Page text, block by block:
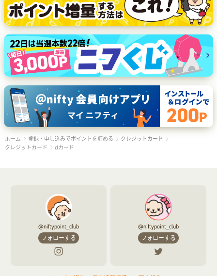
ホーム 登録・申し込みでポイントを貯める
クレジットカード
クレジットカード
dカード
@niftypoint_club
フォローする
@niftypoint_club
フォローする